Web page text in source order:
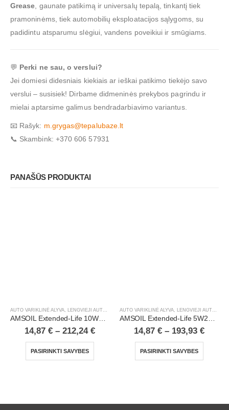
Grease , gaunate patikimą ir universalų tepalą, tinkantį tiek
pramoninėms, tiek automobilių eksploatacijos sąlygoms, su
padidintu atsparumu slėgiui, vandens poveikiui ir smūgiams.
💬 Perki ne sau, o verslui?
Jei domiesi didesniais kiekiais ar ieškai patikimo tiekėjo savo
verslui – susisiek! Dirbame didmeninės prekybos pagrindu ir
mielai aptarsime galimus bendradarbiavimo variantus.
📧 Rašyk: m.grygas@tepalubaze.lt
📞 Skambink: +370 606 57931
PANAŠŪS PRODUKTAI
AUTO VARIKLINĖ ALYVA, LENGVIEJI AUTOMOBILIAI
AMSOIL Extended-Life 10W40 100% Synthetic Motor Oil
14,87 € – 212,24 €
PASIRINKTI SAVYBES
AUTO VARIKLINĖ ALYVA, LENGVIEJI AUTOMOBILIAI
AMSOIL Extended-Life 5W20 100% Synthetic Motor Oil
14,87 € – 193,93 €
PASIRINKTI SAVYBES